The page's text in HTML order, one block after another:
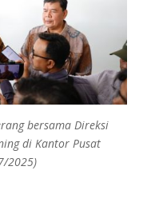
bersama Direksi
di Kantor Pusat
2025)